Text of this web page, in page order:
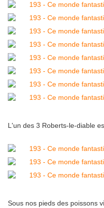
L'un des 3 Roberts-le-diable
Sous nos pieds des poissons